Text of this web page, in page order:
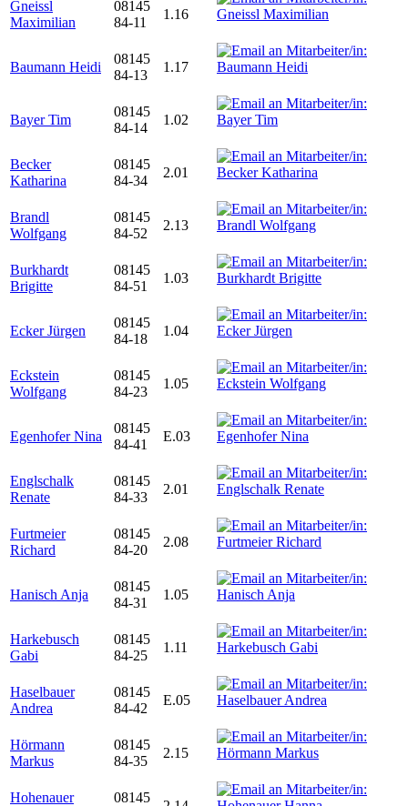
Gneissl
Maximilian
08145
84-11
1.16
Baumann Heidi
08145
84-13
1.17
Bayer Tim
08145
84-14
1.02
Becker
Katharina
08145
84-34
2.01
Brandl
Wolfgang
08145
84-52
2.13
Burkhardt
Brigitte
08145
84-51
1.03
Ecker Jürgen
08145
84-18
1.04
Eckstein
Wolfgang
08145
84-23
1.05
Egenhofer Nina
08145
84-41
E.03
Englschalk
Renate
08145
84-33
2.01
Furtmeier
Richard
08145
84-20
2.08
Hanisch Anja
08145
84-31
1.05
Harkebusch
Gabi
08145
84-25
1.11
Haselbauer
Andrea
08145
84-42
E.05
Hörmann
Markus
08145
84-35
2.15
Hohenauer
08145